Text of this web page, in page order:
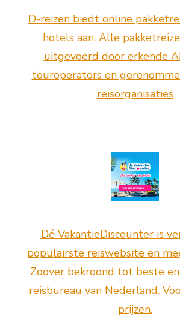
D-reizen biedt online
hotels aan. Alle
uitgevoerd door erkende
touroperators en
reisorganisaties
Dé VakantieDiscounter is
populairste reiswebsite en
Zoover bekroond tot beste
reisbureau van Nederland.
prijzen.